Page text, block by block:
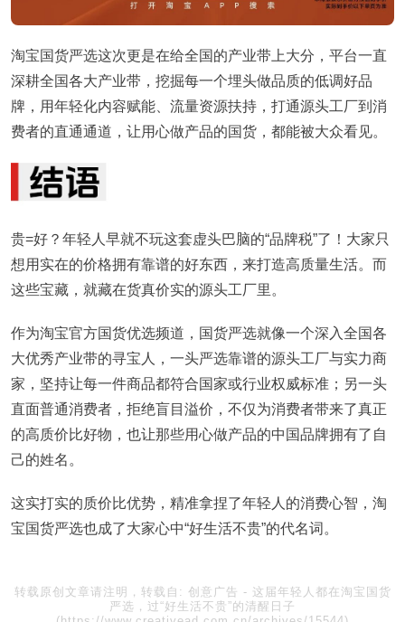
淘宝国货严选这次更是在给全国的产业带上大分，平台一直
深耕全国各大产业带，挖掘每一个埋头做品质的低调好品
牌，用年轻化内容赋能、流量资源扶持，打通源头工厂到消
费者的直通通道，让用心做产品的国货，都能被大众看见。
贵=好？年轻人早就不玩这套虚头巴脑的“品牌税”了！大家只
想用实在的价格拥有靠谱的好东西，来打造高质量生活。而
这些宝藏，就藏在货真价实的源头工厂里。
作为淘宝官方国货优选频道，国货严选就像一个深入全国各
大优秀产业带的寻宝人，一头严选靠谱的源头工厂与实力商
家，坚持让每一件商品都符合国家或行业权威标准；另一头
直面普通消费者，拒绝盲目溢价，不仅为消费者带来了真正
的高质价比好物，也让那些用心做产品的中国品牌拥有了自
己的姓名。
这实打实的质价比优势，精准拿捏了年轻人的消费心智，淘
宝国货严选也成了大家心中“好生活不贵”的代名词。
转载原创文章请注明，转载自: 创意广告 - 这届年轻人都在淘宝国货
严选，过“好生活不贵”的清醒日子